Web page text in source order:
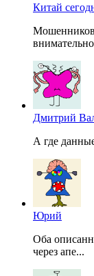
Китай
Дмитрий
А где
Юрий
Оба
через апе...